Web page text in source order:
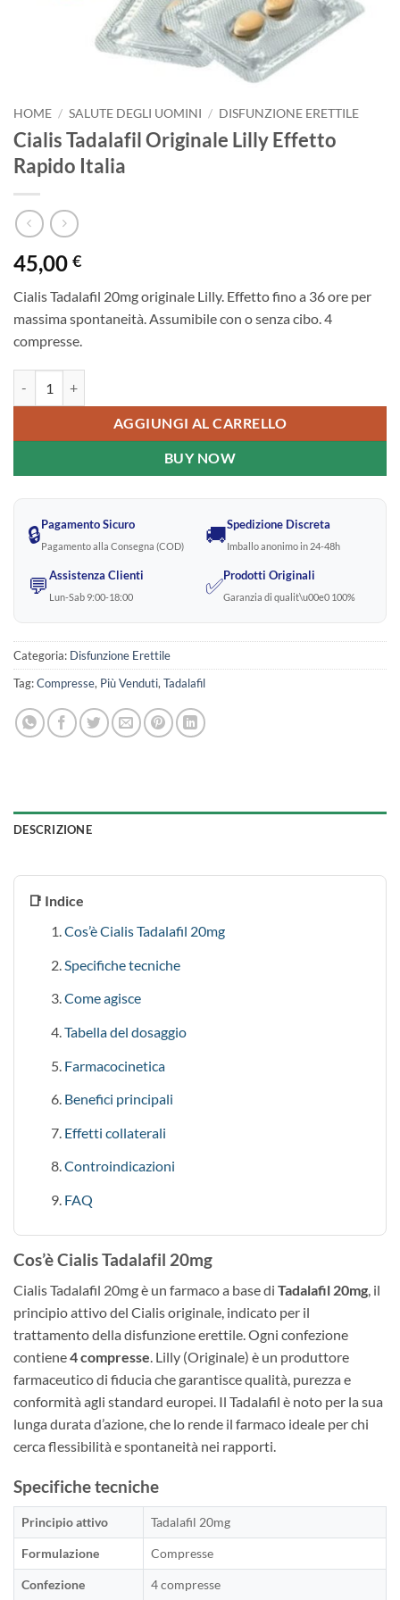
HOME / SALUTE DEGLI UOMINI / DISFUNZIONE ERETTILE
Cialis Tadalafil Originale Lilly Effetto
Rapido Italia
45,00 €
Cialis Tadalafil 20mg originale Lilly. Effetto fino a 36 ore per
massima spontaneità. Assumibile con o senza cibo. 4
compresse.
AGGIUNGI AL CARRELLO
BUY NOW
🔒Pagamento Sicuro
Pagamento alla Consegna (COD) 🚚Spedizione Discreta
Imballo anonimo in 24-48h
💬Assistenza Clienti
Lun-Sab 9:00-18:00 ✅Prodotti Originali
Garanzia di qualit\u00e0 100%
Categoria: Disfunzione Erettile
Tag:Compresse, Più Venduti,Tadalafil
DESCRIZIONE
📑 Indice
Cos’è Cialis Tadalafil 20mg
Specifiche tecniche
Come agisce
Tabella del dosaggio
Farmacocinetica
Benefici principali
Effetti collaterali
Controindicazioni
FAQ
Cos’è Cialis Tadalafil 20mg
Cialis Tadalafil 20mg è un farmaco a base di Tadalafil 20mg, il
principio attivo del Cialis originale, indicato per il
trattamento della disfunzione erettile. Ogni confezione
contiene4 compresse. Lilly (Originale) è un produttore
farmaceutico di fiducia che garantisce qualità, purezza e
conformità agli standard europei. Il Tadalafil è noto per la sua
lunga durata d’azione, che lo rende il farmaco ideale per chi
cerca flessibilità e spontaneità nei rapporti.
Specifiche tecniche
Principio attivo Tadalafil 20mg
Formulazione Compresse
Confezione 4 compresse